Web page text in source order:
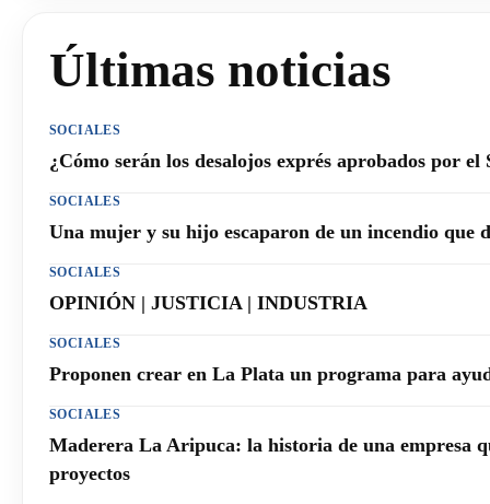
Últimas noticias
SOCIALES
¿Cómo serán los desalojos exprés aprobados por el
SOCIALES
Una mujer y su hijo escaparon de un incendio que
SOCIALES
OPINIÓN | JUSTICIA | INDUSTRIA
SOCIALES
Proponen crear en La Plata un programa para
SOCIALES
Maderera La Aripuca: la historia de una empresa
proyectos